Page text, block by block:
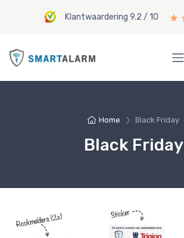
Klantwaardering 9.2 / 10
Home Black Friday
Black Friday